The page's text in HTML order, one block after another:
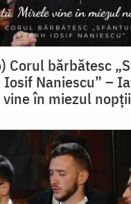
Corul bărbătesc
Naniescu” –
vine în miezul nopții